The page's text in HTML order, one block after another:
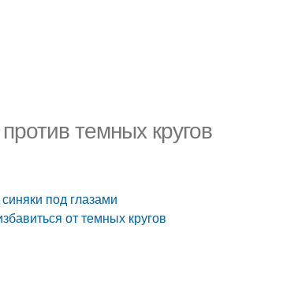
темных кругов
под глазами
от темных кругов